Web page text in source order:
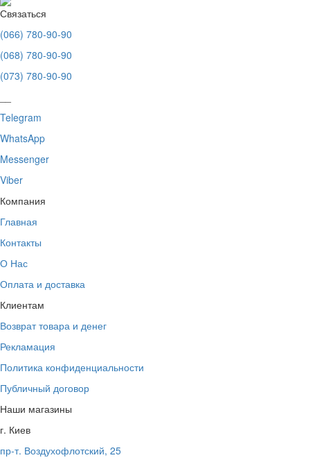
Связаться
(066) 780-90-90
(068) 780-90-90
(073) 780-90-90
Telegram
WhatsApp
Messenger
Viber
Компания
Главная
Контакты
О Нас
Оплата и доставка
Клиентам
Возврат товара и денег
Рекламация
Политика конфиденциальности
Публичный договор
Наши магазины
г. Киев
пр-т. Воздухофлотский, 25